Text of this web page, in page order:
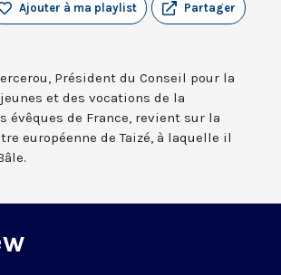
Partager
Ajouter à ma playlist
Président du Conseil pour la
et des vocations de la
évêques de France, revient sur la
européenne de Taizé, à laquelle il